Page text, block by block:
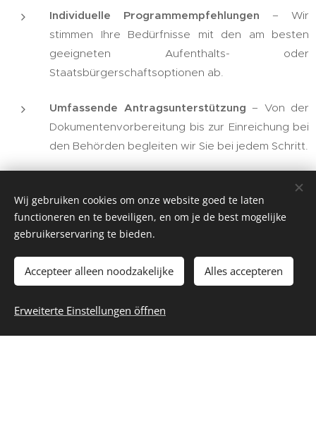
Individuelle Programmempfehlungen – Wir
stimmen Ihre Bedürfnisse mit den am besten
geeigneten Aufenthalts- oder
Staatsbürgerschaftsoptionen ab.
Umfassende Antragsunterstützung – Von der
Dokumentenvorbereitung bis zur Einreichung bei
den Behörden begleiten wir Sie bei jedem Schritt.
– Wir arbeiten
ausschließlich mit lizenzierten Anwälten,
Immobilienmaklern und Finanzpartnern
zusammen.
Laufende Unterstützung
– Auch nach der
Verlängerungen, Investitionen und Umzüge.
Wij gebruiken cookies om onze website goed te laten
functioneren en te beveiligen, en om je de best mogelijke
gebruikerservaring te bieden.
Accepteer alleen noodzakelijke Alles accepteren
Erweiterte Einstellungen öffnen